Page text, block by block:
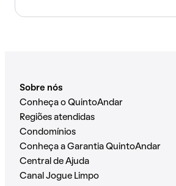
Sobre nós
Conheça o QuintoAndar
Regiões atendidas
Condomínios
Conheça a Garantia QuintoAndar
Central de Ajuda
Canal Jogue Limpo